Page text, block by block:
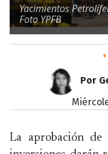
Yacimientos
Foto YPFB
•
Por
La aprobación